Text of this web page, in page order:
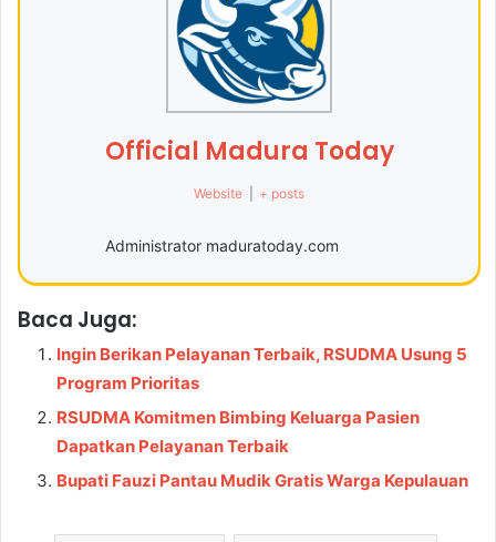
Official Madura Today
Website + posts
Administrator maduratoday.com
Baca Juga:
Ingin Berikan Pelayanan Terbaik, RSUDMA Usung 5
Program Prioritas
RSUDMA Komitmen Bimbing Keluarga Pasien
Dapatkan Pelayanan Terbaik
Bupati Fauzi Pantau Mudik Gratis Warga Kepulauan